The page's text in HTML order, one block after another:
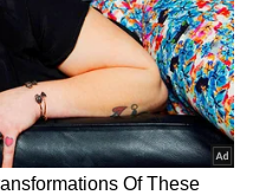
ಏಷ್ಯಾನೆಟ್ ಸುವರ್ಣ
ಮಾಡಿ ಹಾಗೂ